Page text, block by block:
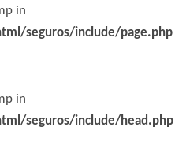
in
seguros/include/page.php
in
seguros/include/head.php